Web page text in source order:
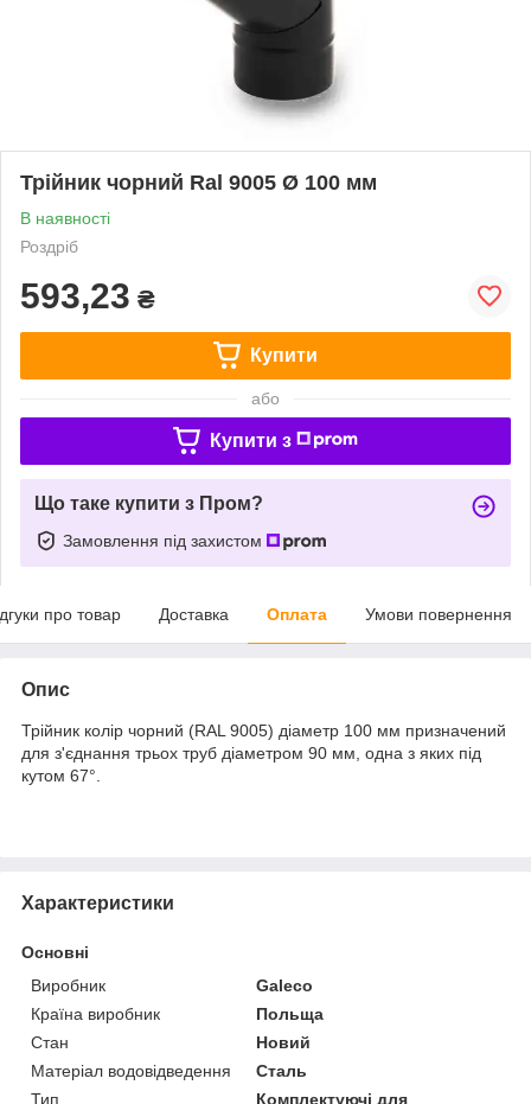
Трійник чорний Ral 9005 Ø 100 мм
В наявності
Роздріб
593,23 ₴
Купити
або
Купити з
Що таке купити з Пром?
Замовлення під захистом
про товар Доставка Оплата Умови повернення
Опис
Трійник колір чорний (RAL 9005) діаметр 100 мм призначений
для з'єднання трьох труб діаметром 90 мм, одна з яких під
кутом 67°.
Характеристики
Основні
Виробник
Galeco
Країна виробник
Польща
Стан
Новий
Матеріал водовідведення
Сталь
Тип
Комплектуючі для